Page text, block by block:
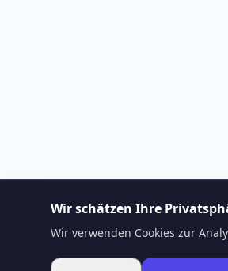
Wir schätzen Ihre
Wir verwenden Cookies zur